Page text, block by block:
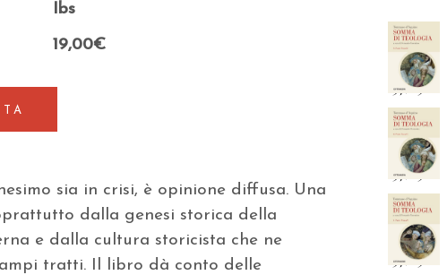
Ibs
19,00€
sia in crisi, è opinione diffusa. Una
dalla genesi storica della
e dalla cultura storicista che ne
tratti. Il libro dà conto delle
37,05€
37,05€
37,05€